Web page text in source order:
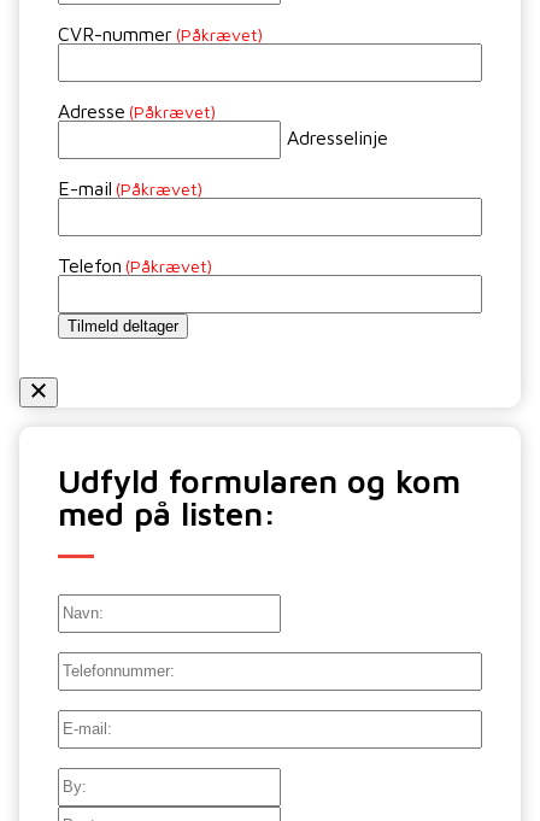
CVR-nummer (Påkrævet)
Adresse (Påkrævet)
Adresselinje
E-mail (Påkrævet)
Telefon (Påkrævet)
Tilmeld deltager
Udfyld formularen og kom
med på listen:
Navn: Navn:
Telefon
E-
mail(Påkrævet)
Adresse
Postnr.